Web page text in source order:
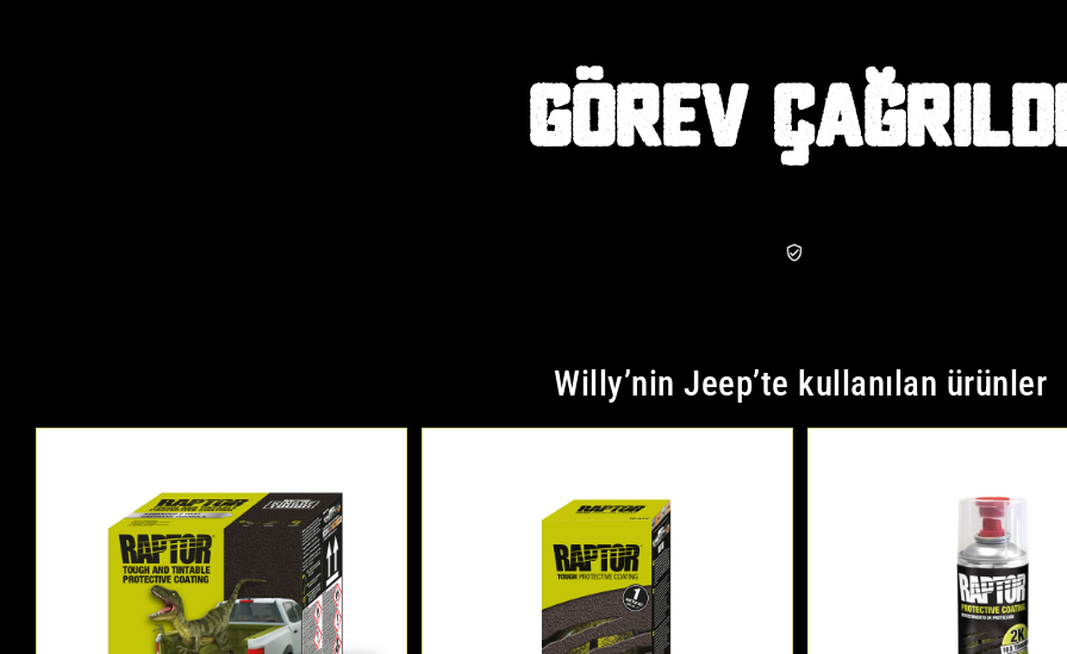
GÖREV
Willy’nin Jeep’te kullanılan ürünler